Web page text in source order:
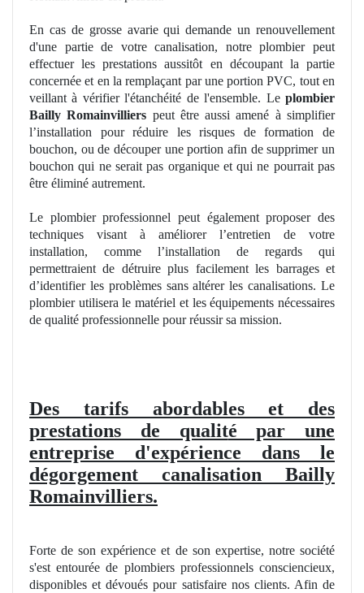
En cas de grosse avarie qui demande un renouvellement
d'une partie de votre canalisation, notreplombierpeut
effectuer les prestations aussitôt en découpant la partie
concernée et en la remplaçant par une portion PVC, tout en
veillant à vérifier l'étanchéité de l'ensemble. Leplombier
Bailly Romainvilliers peut être aussi amené à simplifier
l’installation pour réduire les risques de formation de
bouchon, ou de découper une portion afin de supprimer un
bouchon qui ne serait pas organique et qui ne pourrait pas
être éliminé autrement.
Le plombier professionnel peut également proposer des
techniques visant à améliorer l’entretien de votre
installation, comme l’installation de regards qui
permettraient de détruire plus facilement les barrages et
d’identifier les problèmes sans altérer les canalisations. Le
plombierutilisera le matériel et les équipements nécessaires
de qualité professionnelle pour réussir sa mission.
Des tarifs abordables et des
prestations de qualité par une
entreprise d'expérience dans le
dégorgement canalisation Bailly
Romainvilliers.
Forte de son expérience et de son expertise, notre société
s'est entourée de plombiers professionnels consciencieux,
disponibles et dévoués pour satisfaire nos clients. Afin de